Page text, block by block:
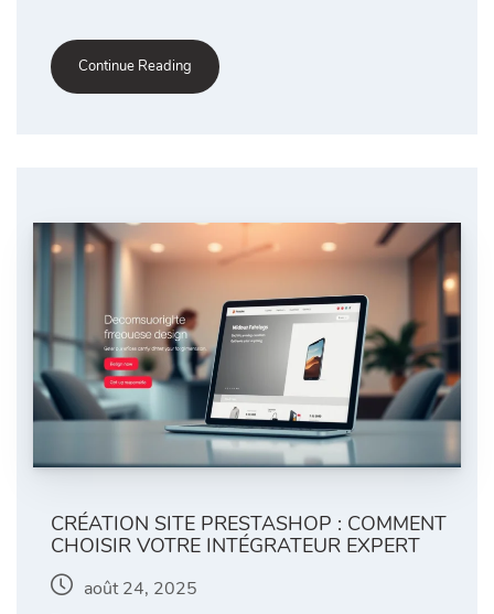
Continue Reading
CRÉATION SITE PRESTASHOP : COMMENT
CHOISIR VOTRE INTÉGRATEUR EXPERT
août 24, 2025